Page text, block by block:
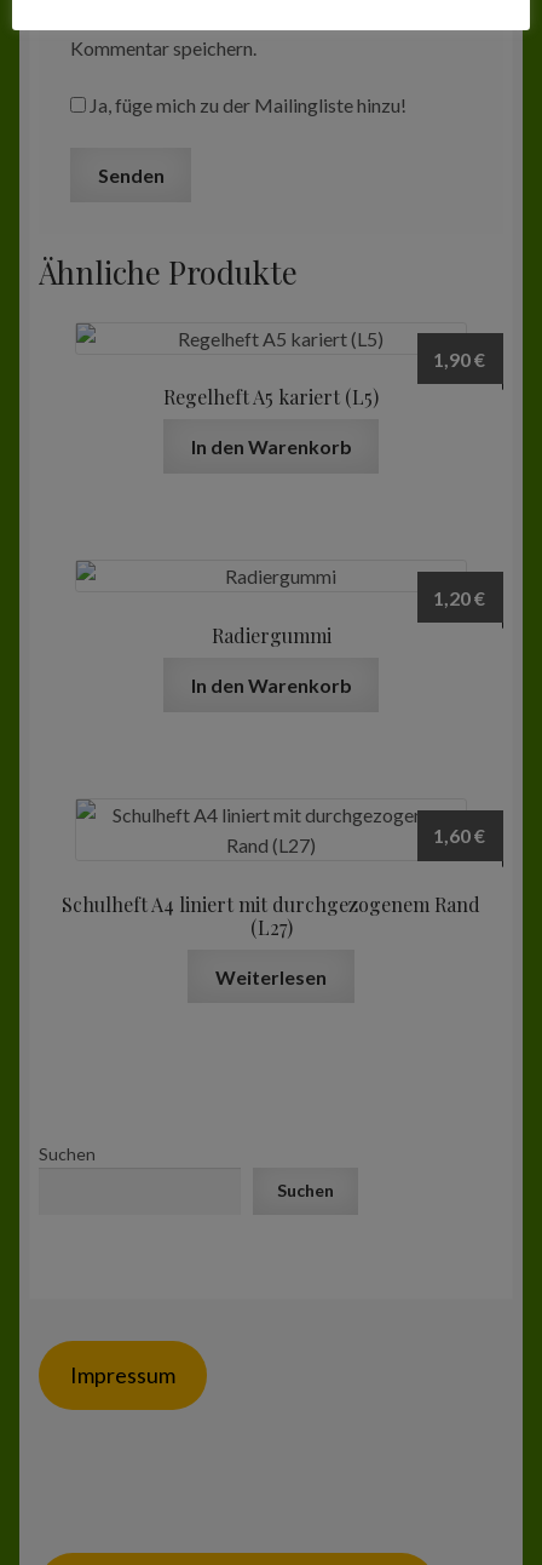
Kommentar speichern.
Ja, füge mich zu der Mailingliste hinzu!
Ähnliche Produkte
Regelheft A5 kariert (L5)
1,90€
In den Warenkorb
Radiergummi
1,20€
In den Warenkorb
Schulheft A4 liniert mit durchgezogenem Rand
(L27)
1,60€
Weiterlesen
Suchen
Suchen
Impressum